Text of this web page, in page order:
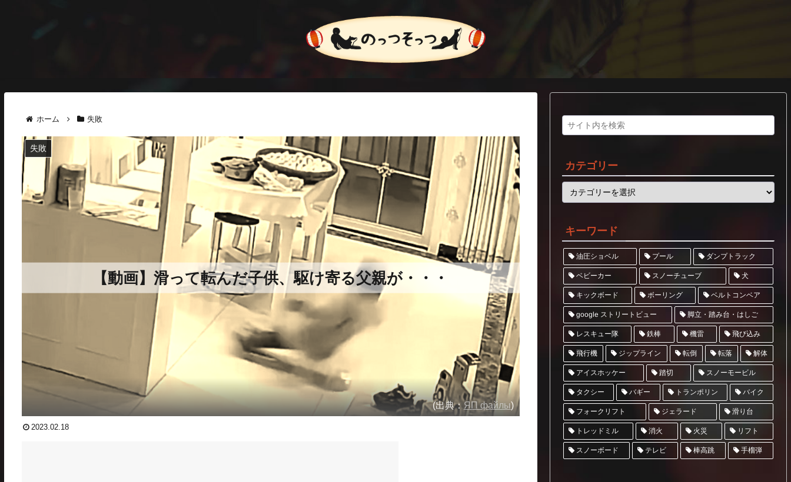
ホーム 失敗
【動画】滑って転んだ子供、駆け寄る父親が・・・
失敗
(出典： ЯП файлы)
2023.02.18
カテゴリー
キーワード
油圧ショベル プール ダンプトラック
ベビーカー スノーチューブ 犬
キックボード ボーリング ベルトコンベア
google ストリートビュー 脚立・踏み台・はしご
レスキュー隊 鉄棒 機雷 飛び込み
飛行機 ジップライン 転倒 転落 解体
アイスホッケー 踏切 スノーモービル
タクシー バギー トランポリン バイク
フォークリフト ジェラード 滑り台
トレッドミル 消火 火災 リフト
スノーボード テレビ 棒高跳 手榴弾